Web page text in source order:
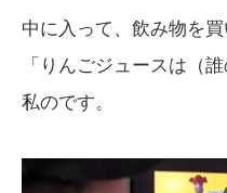
中に入って、飲み物を買
「りんごジュースは（誰
私のです。